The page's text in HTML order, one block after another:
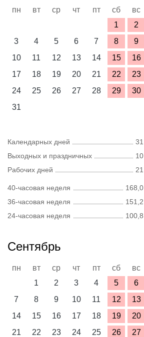
пн вт ср чт пт сб
вс
1
2
3
4 5 6 7 8
9
10
11 12 13 14 15
16
17
18 19 20 21 22
23
24
25 26 27 28 29
30
31
Календарных дней
31
Выходных и праздничных
10
Рабочих дней
21
40-часовая неделя
168,0
36-часовая неделя
151,2
24-часовая неделя
100,8
Сентябрь
пн вт ср чт пт сб
вс
1
2 3 4 5
6
7
8 9 10 11 12
13
14
15 16 17 18 19
20
21
22 23 24 25 26
27